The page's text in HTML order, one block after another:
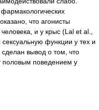
что агонисты
и у крыс (Lal et al.,
функции у тех и
вывод о том, что
половым поведением у